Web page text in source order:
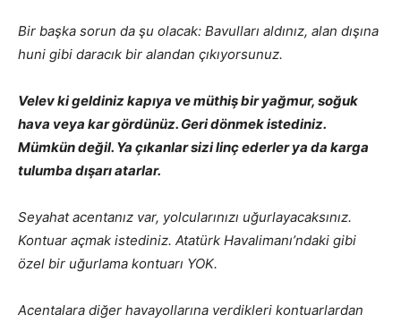
Bir başka sorun da şu olacak: Bavulları aldınız, alan dışına
huni gibi daracık bir alandan çıkıyorsunuz.
Velev ki geldiniz kapıya ve müthiş bir yağmur, soğuk
hava veya kar gördünüz. Geri dönmek istediniz.
Mümkün değil. Ya çıkanlar sizi linç ederler ya da karga
tulumba dışarı atarlar.
Seyahat acentanız var, yolcularınızı uğurlayacaksınız.
Kontuar açmak istediniz. Atatürk Havalimanı’ndaki gibi
özel bir uğurlama kontuarı YOK.
Acentalara diğer havayollarına verdikleri kontuarlardan